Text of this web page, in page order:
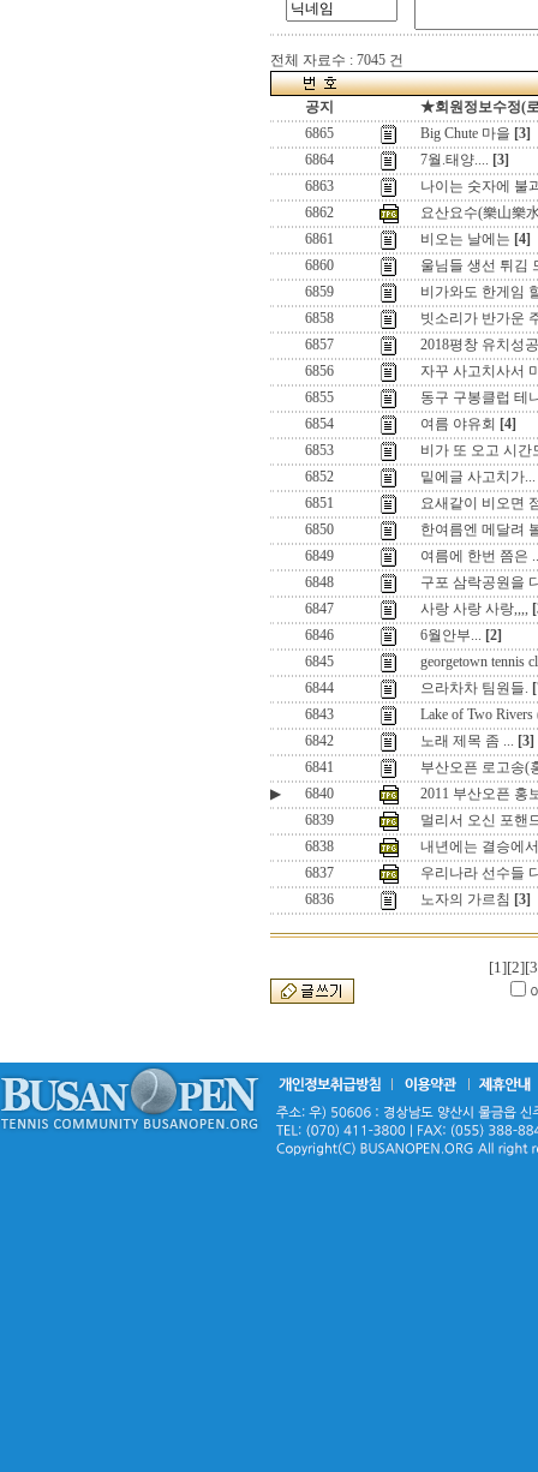
전체 자료수 : 7045 건
공지
★회원정보수정(
6865
Big Chute 마을 [3]
6864
7월.태양.... [3]
6863
나이는 숫자에 불
6862
요산요수(樂山樂
6861
비오는 날에는 [4]
6860
울님들 생선 튀김
6859
비가와도 한게임
6858
빗소리가 반가운
6857
2018평창 유치성
6856
자꾸 사고치사서
6855
동구 구봉클럽 테
6854
여름 야유회 [4]
6853
비가 또 오고 시간
6852
밑에글 사고치가...
6851
요새같이 비오면
6850
한여름엔 메달려
6849
여름에 한번 쯤은
6848
구포 삼락공원을
6847
사랑 사랑 사랑,,,,
6846
6월안부... [2]
6845
georgetown tennis
6844
으라차차 팀원들.
6843
Lake of Two
6842
노래 제목 좀 ... [3]
6841
부산오픈 로고송(
▶
6840
2011 부산오픈 홍
6839
멀리서 오신 포핸
6838
내년에는 결승에
6837
우리나라 선수들
6836
노자의 가르침 [3]
[1][2]